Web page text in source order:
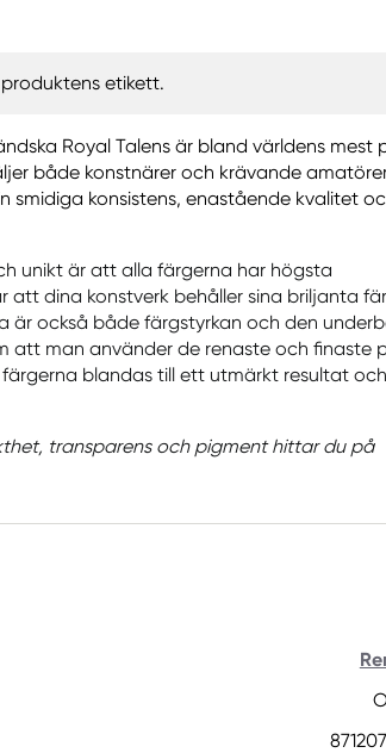
etikett.
Royal Talens är bland världens mest
både konstnärer och krävande
smidiga konsistens, enastående kvalitet
unikt är att alla färgerna har högsta
att dina konstverk behåller sina briljanta
är också både färgstyrkan och den
att man använder de renaste och finaste
blandas till ett utmärkt resultat
transparens och pigment hittar du på